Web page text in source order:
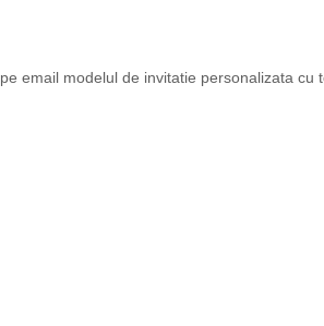
email modelul de invitatie personalizata cu